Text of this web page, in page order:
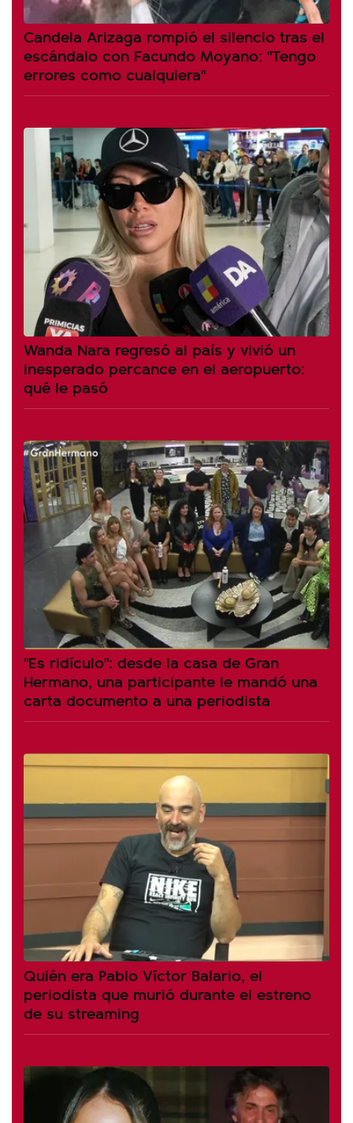
Candela Arizaga rompió el silencio tras el
escándalo con Facundo Moyano: "Tengo
errores como cualquiera"
Wanda Nara regresó al país y vivió un
inesperado percance en el aeropuerto:
qué le pasó
"Es ridículo": desde la casa de Gran
Hermano, una participante le mandó una
carta documento a una periodista
Quién era Pablo Víctor Balario, el
periodista que murió durante el estreno
de su streaming